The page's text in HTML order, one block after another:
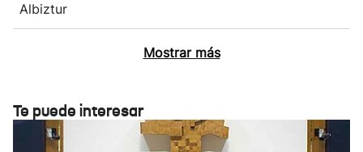
Albiztur
Mostrar más
Te puede interesar